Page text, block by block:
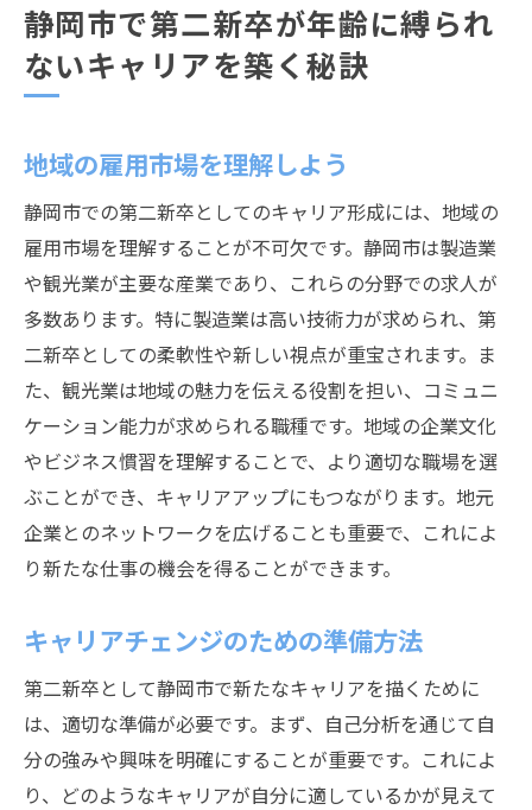
自己ブランディングで差別化を図る
第二新卒の強みを活かして静岡市で輝くための
第二新卒ならではの柔軟性を武器に
新しいスキル習得のためのリソース活用
企業が求める人物像に応じた自己分析
チームで成果を出すためのコミュニケーシ
ョン術
静岡市の人材育成プログラムを活用する
静岡市で第二新卒が直面する年齢の壁を乗り越
える方法
年齢に対する不安を解消するメンタルケア
経験不足を補うための実務経験の積み方
第二新卒向けのキャリアカウンセリング
年齢に影響されない職種の選択肢
地域特有の魅力を活用した第二新卒の静岡市で
のキャリア戦略
静岡市で第二新卒が年齢に縛られ
ないキャリアを築く秘訣
地域の雇用市場を理解しよう
静岡市での第二新卒としてのキャリア形成には、地域の
雇用市場を理解することが不可欠です。静岡市は製造業
や観光業が主要な産業であり、これらの分野での求人が
多数あります。特に製造業は高い技術力が求められ、第
二新卒としての柔軟性や新しい視点が重宝されます。ま
た、観光業は地域の魅力を伝える役割を担い、コミュニ
ケーション能力が求められる職種です。地域の企業文化
やビジネス慣習を理解することで、より適切な職場を選
ぶことができ、キャリアアップにもつながります。地元
企業とのネットワークを広げることも重要で、これによ
り新たな仕事の機会を得ることができます。
キャリアチェンジのための準備方法
第二新卒として静岡市で新たなキャリアを描くために
は、適切な準備が必要です。まず、自己分析を通じて自
分の強みや興味を明確にすることが重要です。これによ
り、どのようなキャリアが自分に適しているかが見えて